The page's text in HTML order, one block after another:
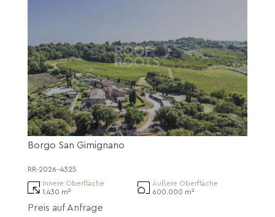
Borgo San Gimignano
RR-2026-4325
Innere Oberfläche
1.430 m²
Äußere Oberfläche
600.000 m²
Preis auf Anfrage